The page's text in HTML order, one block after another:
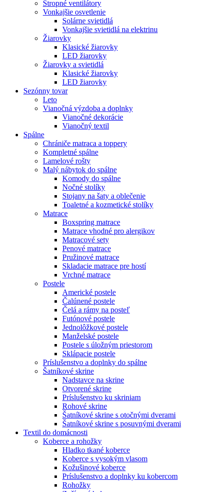
Stropné ventilátory
Vonkajšie osvetlenie
Solárne svietidlá
Vonkajšie svietidlá na elektrinu
Žiarovky
Klasické žiarovky
LED žiarovky
Žiarovky a svietidlá
Klasické žiarovky
LED žiarovky
Sezónny tovar
Leto
Vianočná výzdoba a doplnky
Vianočné dekorácie
Vianočný textil
Spálne
Chrániče matraca a toppery
Kompletné spálne
Lamelové rošty
Malý nábytok do spálne
Komody do spálne
Nočné stolíky
Stojany na šaty a oblečenie
Toaletné a kozmetické stolíky
Matrace
Boxspring matrace
Matrace vhodné pro alergikov
Matracové sety
Penové matrace
Pružinové matrace
Skladacie matrace pre hostí
Vrchné matrace
Postele
Americké postele
Čalúnené postele
Čelá a rámy na posteľ
Futónové postele
Jednolôžkové postele
Manželské postele
Postele s úložným priestorom
Sklápacie postele
Príslušenstvo a doplnky do spálne
Šatníkové skrine
Nadstavce na skrine
Otvorené skrine
Príslušenstvo ku skriniam
Rohové skrine
Šatníkové skrine s otočnými dverami
Šatníkové skrine s posuvnými dverami
Textil do domácnosti
Koberce a rohožky
Hladko tkané koberce
Koberce s vysokým vlasom
Kožušinové koberce
Príslušenstvo a doplnky ku kobercom
Rohožky